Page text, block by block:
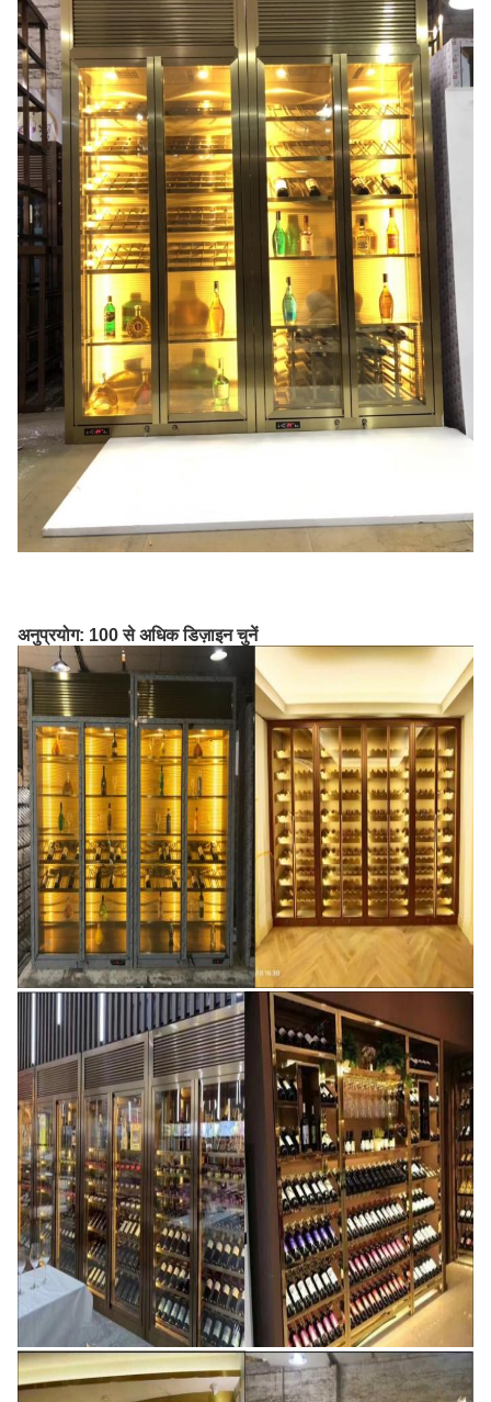
अनुप्रयोग: 100 से अधिक डिज़ाइन चुनें